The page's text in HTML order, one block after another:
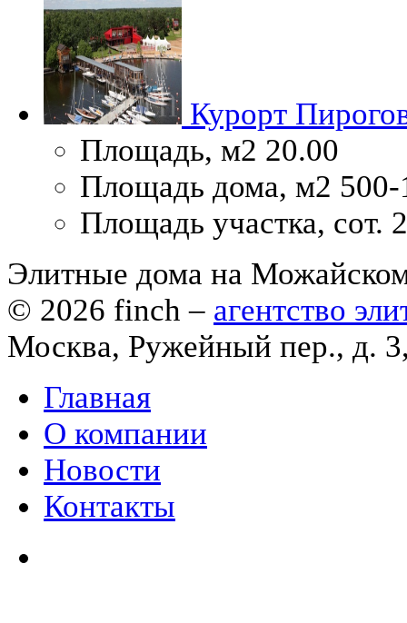
Курорт
Площадь, м2 20.00
Площадь дома, м2
Площадь участка, сот.
Элитные дома на
© 2026 finch – агентство
Москва, Ружейный пер., д.
Главная
О компании
Новости
Контакты